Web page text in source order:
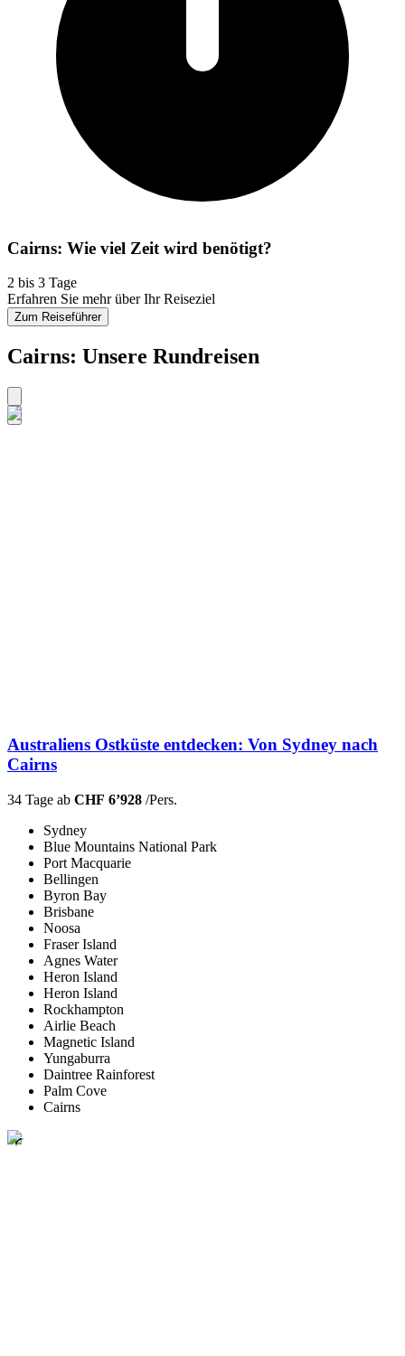
Cairns: Wie viel Zeit wird benötigt?
2 bis 3 Tage
Erfahren Sie mehr über Ihr Reiseziel
Zum Reiseführer
Cairns: Unsere Rundreisen
Australiens Ostküste entdecken: Von Sydney nach
Cairns
34 Tage ab CHF 6’928 /Pers.
Sydney
Blue Mountains National Park
Port Macquarie
Bellingen
Byron Bay
Brisbane
Noosa
Fraser Island
Agnes Water
Heron Island
Heron Island
Rockhampton
Airlie Beach
Magnetic Island
Yungaburra
Daintree Rainforest
Palm Cove
Cairns